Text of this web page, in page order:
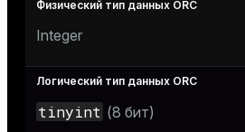
Integer
tinyint (8 бит)